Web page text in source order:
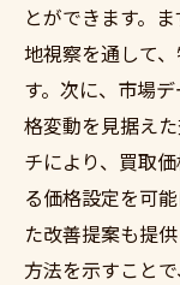
とができます。
地視察を通して
す。次に、市場
格変動を見据え
チにより、買取
る価格設定を可
た改善提案も提
方法を示すこと